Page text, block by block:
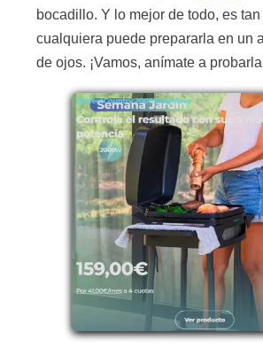
bocadillo. Y lo mejor de todo, es
cualquiera puede prepararla en un
de ojos. ¡Vamos, anímate a